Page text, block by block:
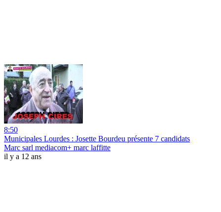
8:50
Municipales Lourdes : Josette Bourdeu présente 7 candidats
Marc sarl mediacom+ marc laffitte
il y a 12 ans